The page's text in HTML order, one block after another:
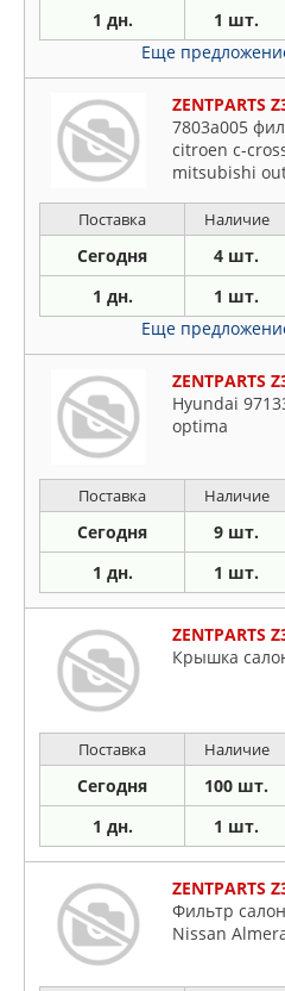
1 дн. 1 шт.
Еще
ZENTPARTS
7803a005
citroen c-
mitsubishi
Поставка Наличие
Сегодня 4 шт.
1 дн. 1 шт.
Еще
ZENTPARTS
Hyundai
optima
Поставка Наличие
Сегодня 9 шт.
1 дн. 1 шт.
ZENTPARTS
Крышка
Поставка Наличие
Сегодня 100 шт.
1 дн. 1 шт.
ZENTPARTS
Фильтр
Nissan